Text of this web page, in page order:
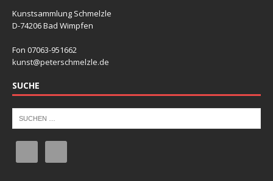
Kunstsammlung Schmelzle
D-74206 Bad Wimpfen
Fon 07063-951662
kunst@peterschmelzle.de
SUCHE